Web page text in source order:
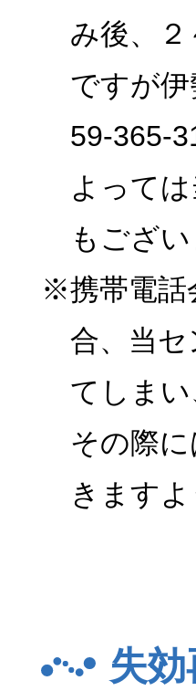
み後、
ですが
59-365-
よって
もござ
※携帯電話
合、当
てしま
その際
きます
失